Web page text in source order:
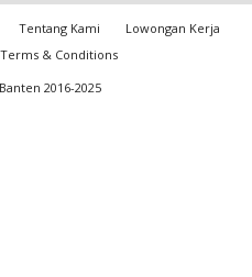
Tentang Kami
Lowongan Kerja
Terms & Conditions
2016-2025